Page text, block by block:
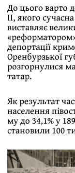
До цього варто
ІІ, якого
виставляє
депортації
Оренбурзької
розгорнулися
татар.
Як результат
населення
му до 34,1% у
становили 100